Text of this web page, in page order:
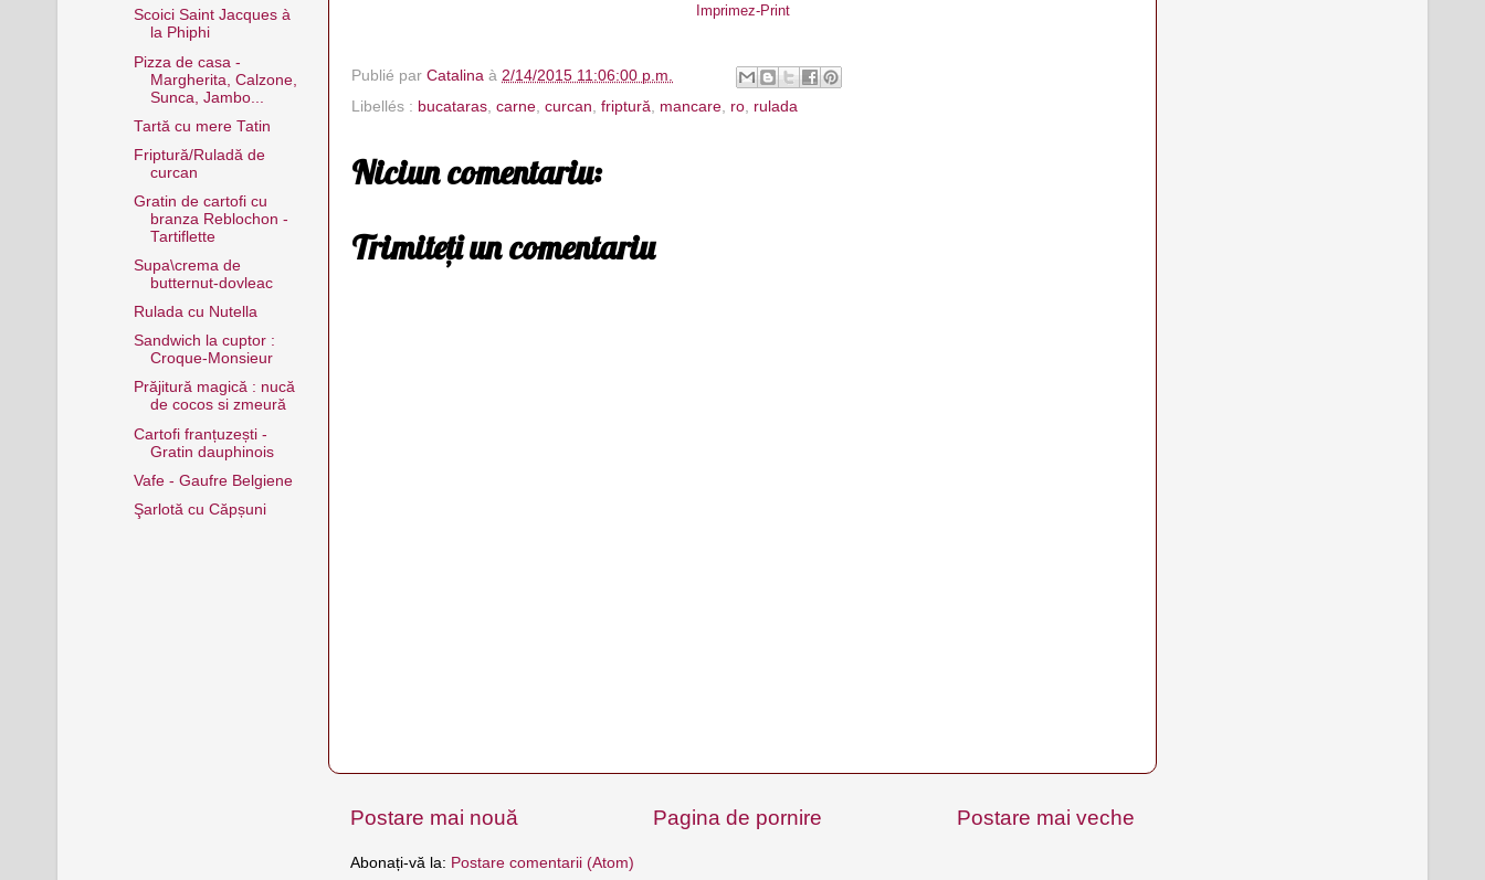
Imprimez-Print
Publié par Catalina à 2/14/2015 11:06:00 p.m.
Libellés : bucataras, carne, curcan, friptură, mancare, ro, rulada
Niciun comentariu:
Trimiteți un comentariu
Postare mai nouă Postare mai veche
Pagina de pornire
Abonați-vă la: Postare comentarii (Atom)
Scoici Saint Jacques à
la Phiphi
Pizza de casa -
Margherita, Calzone,
Sunca, Jambo...
Tartă cu mere Tatin
Friptură/Ruladă de
curcan
Gratin de cartofi cu
branza Reblochon -
Tartiflette
Supa\crema de
butternut-dovleac
Rulada cu Nutella
Sandwich la cuptor :
Croque-Monsieur
Prăjitură magică : nucă
de cocos si zmeură
Cartofi franțuzești -
Gratin dauphinois
Vafe - Gaufre Belgiene
Şarlotă cu Căpșuni